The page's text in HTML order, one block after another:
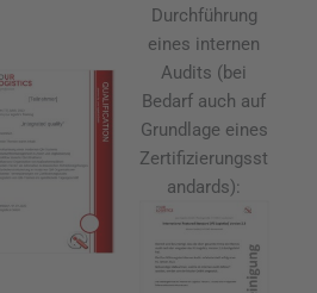
Durchführung
eines internen
Audits (bei
Bedarf auch auf
Grundlage eines
Zertifizierungsst
andards):